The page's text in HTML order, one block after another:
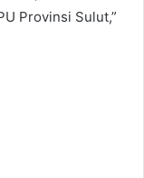
Provinsi Sulut,”